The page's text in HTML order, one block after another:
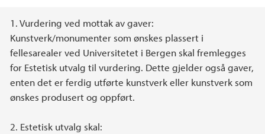
Hovedinnhold
1. Vurdering ved mottak av gaver:
Kunstverk/monumenter som ønskes plassert i
fellesarealer ved Universitetet i Bergen skal fremlegges
for Estetisk utvalg til vurdering. Dette gjelder også gaver,
enten det er ferdig utførte kunstverk eller kunstverk som
ønskes produsert og oppført.
2. Estetisk utvalg skal: